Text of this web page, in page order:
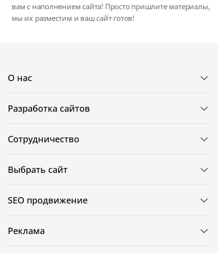
вам с наполнением сайта! Просто пришлите материалы,
мы их разместим и ваш сайт готов!
О нас
Разработка сайтов
Сотрудничество
Выбрать сайт
SEO продвижение
Реклама